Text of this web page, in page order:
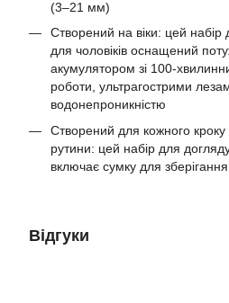
(3–21 мм)
Створений на віки: цей
для чоловіків оснащений
акумулятором зі 100-
роботи, ультрагострими
водонепроникністю
Створений для кожного
рутини: цей набір для
включає сумку для
Відгуки